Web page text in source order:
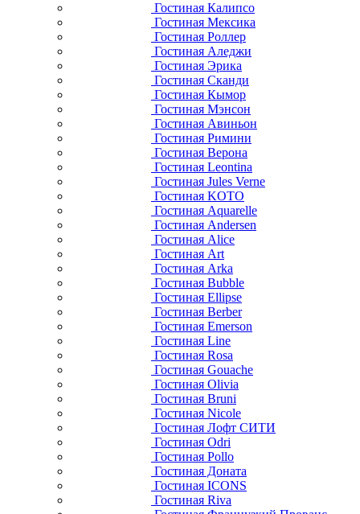
Гостиная Калипсо
Гостиная Мексика
Гостиная Роллер
Гостиная Аледжи
Гостиная Эрика
Гостиная Сканди
Гостиная Кымор
Гостиная Мэнсон
Гостиная Авиньон
Гостиная Римини
Гостиная Верона
Гостиная Leontina
Гостиная Jules Verne
Гостиная KOTO
Гостиная Aquarelle
Гостиная Andersen
Гостиная Alice
Гостиная Art
Гостиная Arka
Гостиная Bubble
Гостиная Ellipse
Гостиная Berber
Гостиная Emerson
Гостиная Line
Гостиная Rosa
Гостиная Gouache
Гостиная Olivia
Гостиная Bruni
Гостиная Nicole
Гостиная Лофт СИТИ
Гостиная Odri
Гостиная Pollo
Гостиная Доната
Гостиная ICONS
Гостиная Riva